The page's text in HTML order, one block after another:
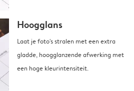
Hoogglans
Laat je foto's stralen met een extra
gladde, hoogglanzende afwerking met
een hoge kleurintensiteit.